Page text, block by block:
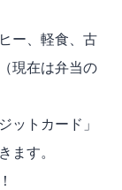
ー、軽食、古
現在は弁当の
ットカード」
ます。